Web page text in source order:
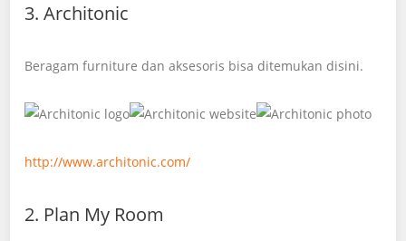
3. Architonic
Beragam furniture dan aksesoris bisa ditemukan disini.
http://www.architonic.com/
2. Plan My Room